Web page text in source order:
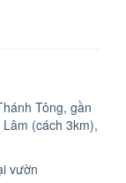
Tông, gần
(cách 3km),
vườn